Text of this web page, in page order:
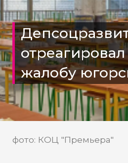
жалобу
о
пребывании
фото: КОЦ "Премьера"